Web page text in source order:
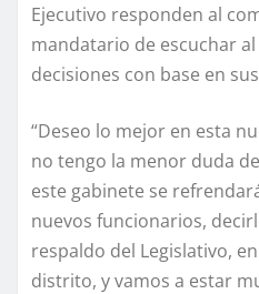
Ejecutivo responden al
mandatario de escuchar
decisiones con base en
“Deseo lo mejor en esta
no tengo la menor duda
este gabinete se
nuevos funcionarios,
respaldo del Legislativo,
distrito, y vamos a estar